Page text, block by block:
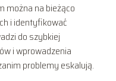
można na bieżąco
i identyfikować
do szybkiej
i wprowadzenia
problemy eskalują.